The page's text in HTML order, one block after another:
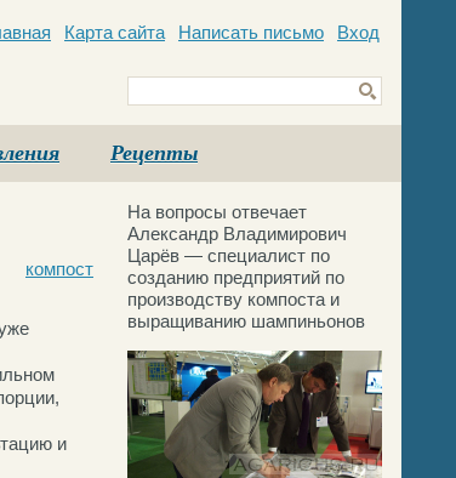
Карта сайта Написать письмо Вход
Рецепты
компост
и
На вопросы отвечает
Александр Владимирович
Царёв — специалист по
созданию предприятий по
производству компоста и
выращиванию шампиньонов